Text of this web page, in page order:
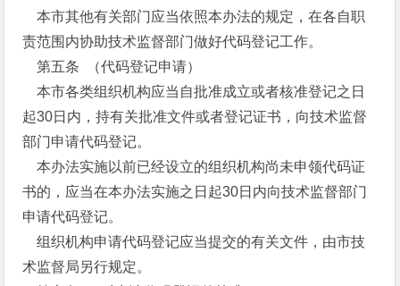
本市其他有关部门应当依照本办法的规定，在各自职
责范围内协助技术监督部门做好代码登记工作。
第五条 （代码登记申请）
本市各类组织机构应当自批准成立或者核准登记之日
起30日内，持有关批准文件或者登记证书，向技术监督
部门申请代码登记。
本办法实施以前已经设立的组织机构尚未申领代码证
书的，应当在本办法实施之日起30日内向技术监督部门
申请代码登记。
组织机构申请代码登记应当提交的有关文件，由市技
术监督局另行规定。